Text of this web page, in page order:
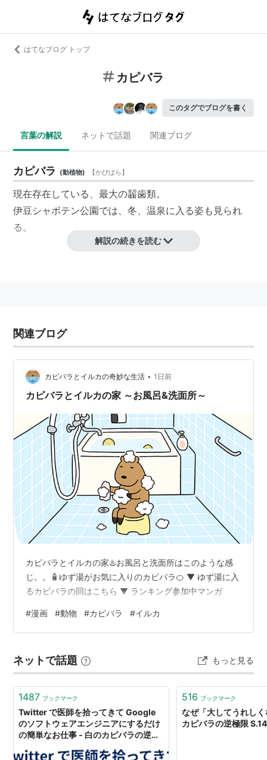
はてなブログ トップ
カピバラ
このタグでブログを書く
言葉の解説 ネットで話題 関連ブログ
カピバラ (動植物) 【かぴばら】
現在存在している、最大の齧歯類。
伊豆シャボテン公園では、冬、温泉に入る姿も見られ
る。
解説の続きを読む
関連ブログ
カピバラとイルカの奇妙な生活 • 1日前
カピバラとイルカの家 ～お風呂&洗面所～
カピバラとイルカの家♨️お風呂と洗面所はこのような感
じ。。🧴ゆず湯がお気に入りのカピバラ🍊 ▼ ゆず湯に入
るカピバラの回はこちら ▼ ランキング参加中マンガ
#漫画 #動物 #カピバラ #イルカ
ネットで話題 もっと見る
1487 ブックマーク
Twitter で医師を拾ってきて Google
のソフトウェアエンジニアにするだけ
の簡単なお仕事 - 白のカピバラの逆極
516 ブックマーク
なぜ「大してうれし
カピバラの逆極限